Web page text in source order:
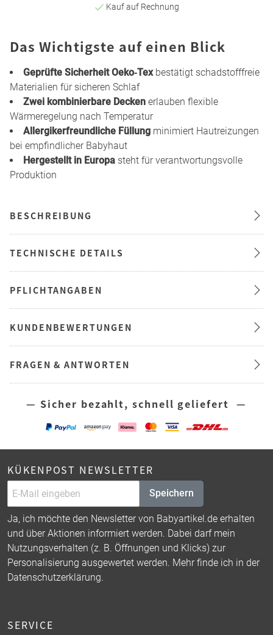
Kauf auf Rechnung
Das Wichtigste auf einen Blick
Geprüfte Sicherheit Oeko‑Texbestätigt schadstofffreie
Materialien für sicheren Schlaf
Zwei kombinierbare Decken erlauben flexible
Wärmeregelung nach Temperatur
Allergikerfreundliche Füllung minimiert Hautreizungen
bei empfindlicher Babyhaut
Hergestellt in Europa steht für verantwortungsvolle
Produktion
BESCHREIBUNG
TECHNISCHE DETAILS
PFLICHTANGABEN
KUNDENBEWERTUNGEN
FRAGEN & ANTWORTEN
— Sicher bezahlt, schnell geliefert —
KÜKENPOST NEWSLETTER
Speichern
Ja, ich möchte den Newsletter von Babyartikel.de erhalten
und über Aktionen informiert werden. Dabei darf mein
Nutzungsverhalten (z. B. Öffnungen und Klicks) zur
Personalisierung ausgewertet werden. Mehr finde ich in der
Datenschutzerklärung.
SERVICE